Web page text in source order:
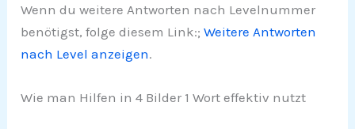
Wenn du weitere Antworten nach Levelnummer
benötigst, folge diesem Link:;Weitere Antworten
nach Level anzeigen.
Wie man Hilfen in 4 Bilder 1 Wort effektiv nutzt